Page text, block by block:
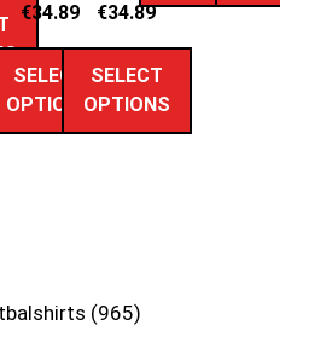
€34.89
SELECT
OPTIONS
€34.89
SELECT
OPTIONS
965